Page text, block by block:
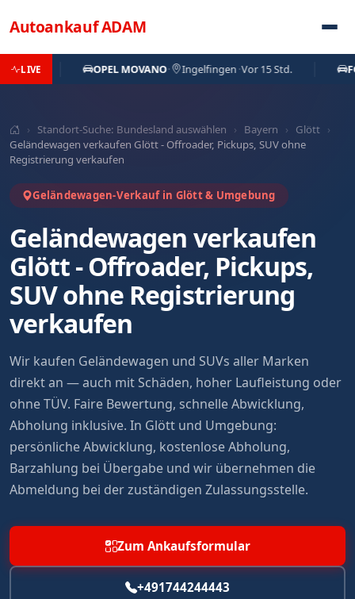
AutoankaufADAM
LIVE OPEL MOVANO· Ingelfingen·Vor 15 Std. FORD
› Standort-Suche: Bundesland auswählen › Bayern › Glött ›
Geländewagen verkaufen Glött - Offroader, Pickups, SUV ohne
Registrierung verkaufen
Geländewagen-Verkauf in Glött & Umgebung
Geländewagen verkaufen
Glött - Offroader, Pickups,
SUV ohne Registrierung
verkaufen
Wir kaufen Geländewagen und SUVs aller Marken
direkt an — auch mit Schäden, hoher Laufleistung oder
ohne TÜV. Faire Bewertung, schnelle Abwicklung,
Abholung inklusive. In Glött und Umgebung:
persönliche Abwicklung, kostenlose Abholung,
Barzahlung bei Übergabe und wir übernehmen die
Abmeldung bei der zuständigen Zulassungsstelle.
Zum Ankaufsformular
+491744244443